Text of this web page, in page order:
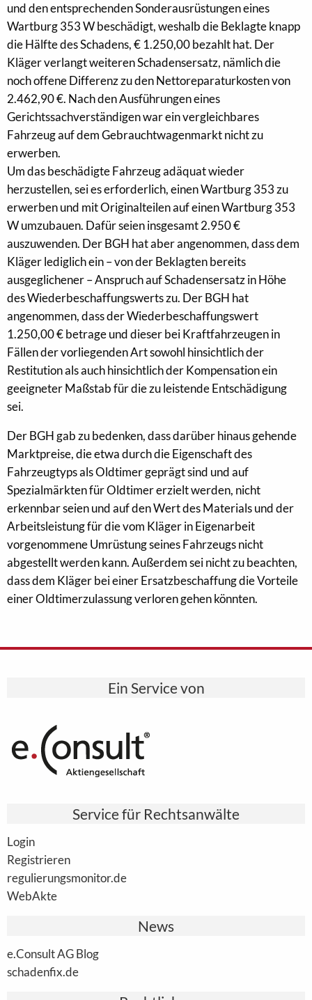
und den entsprechenden Sonderausrüstungen eines
Wartburg 353 W beschädigt, weshalb die Beklagte knapp
die Hälfte des Schadens, € 1.250,00 bezahlt hat. Der
Kläger verlangt weiteren Schadensersatz, nämlich die
noch offene Differenz zu den Nettoreparaturkosten von
2.462,90 €. Nach den Ausführungen eines
Gerichtssachverständigen war ein vergleichbares
Fahrzeug auf dem Gebrauchtwagenmarkt nicht zu
erwerben.
Um das beschädigte Fahrzeug adäquat wieder
herzustellen, sei es erforderlich, einen Wartburg 353 zu
erwerben und mit Originalteilen auf einen Wartburg 353
W umzubauen. Dafür seien insgesamt 2.950 €
auszuwenden. Der BGH hat aber angenommen, dass dem
Kläger lediglich ein – von der Beklagten bereits
ausgeglichener – Anspruch auf Schadensersatz in Höhe
des Wiederbeschaffungswerts zu. Der BGH hat
angenommen, dass der Wiederbeschaffungswert
1.250,00 € betrage und dieser bei Kraftfahrzeugen in
Fällen der vorliegenden Art sowohl hinsichtlich der
Restitution als auch hinsichtlich der Kompensation ein
geeigneter Maßstab für die zu leistende Entschädigung
sei.
Der BGH gab zu bedenken, dass darüber hinaus gehende
Marktpreise, die etwa durch die Eigenschaft des
Fahrzeugtyps als Oldtimer geprägt sind und auf
Spezialmärkten für Oldtimer erzielt werden, nicht
erkennbar seien und auf den Wert des Materials und der
Arbeitsleistung für die vom Kläger in Eigenarbeit
vorgenommene Umrüstung seines Fahrzeugs nicht
abgestellt werden kann. Außerdem sei nicht zu beachten,
dass dem Kläger bei einer Ersatzbeschaffung die Vorteile
einer Oldtimerzulassung verloren gehen könnten.
Ein Service von
Service für Rechtsanwälte
Login
Registrieren
regulierungsmonitor.de
WebAkte
News
e.Consult AG Blog
schadenfix.de